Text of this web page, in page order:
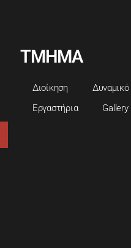
ΤΜΗΜΑ
Διοίκηση
Δυναμικό
Εργαστήρια
Gallery